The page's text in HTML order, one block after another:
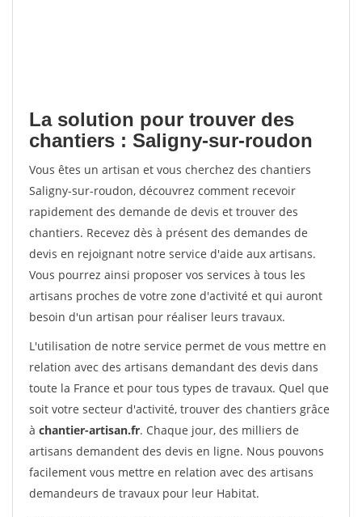
La solution pour trouver des
chantiers : Saligny-sur-roudon
Vous êtes un artisan et vous cherchez des chantiers
Saligny-sur-roudon, découvrez comment recevoir
rapidement des demande de devis et trouver des
chantiers. Recevez dès à présent des demandes de
devis en rejoignant notre service d'aide aux artisans.
Vous pourrez ainsi proposer vos services à tous les
artisans proches de votre zone d'activité et qui auront
besoin d'un artisan pour réaliser leurs travaux.
L'utilisation de notre service permet de vous mettre en
relation avec des artisans demandant des devis dans
toute la France et pour tous types de travaux. Quel que
soit votre secteur d'activité, trouver des chantiers grâce
à chantier-artisan.fr. Chaque jour, des milliers de
artisans demandent des devis en ligne. Nous pouvons
facilement vous mettre en relation avec des artisans
demandeurs de travaux pour leur Habitat.